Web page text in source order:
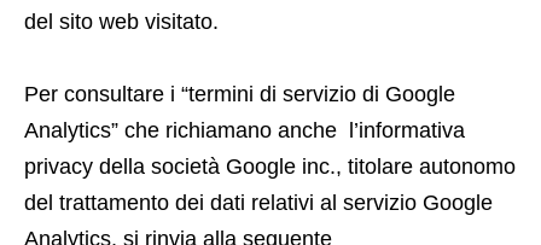
del sito web visitato.
Per consultare i “termini di servizio di Google
Analytics” che richiamano anche l’informativa
privacy della società Google inc., titolare autonomo
del trattamento dei dati relativi al servizio Google
Analytics, si rinvia alla seguente